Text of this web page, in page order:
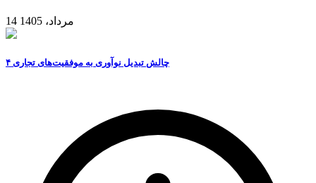
14 مرداد، 1405
۴ چالش تبدیل نوآوری به موفقیت‌های تجاری